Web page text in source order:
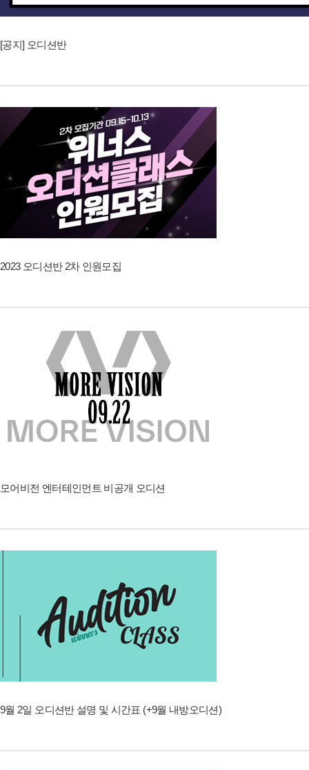
[공지] 오디션반
2023 오디션반 2차 인원모집
모어비전 엔터테인먼트 비공개 오디션
9월 2일 오디션반 설명 및 시간표 (+9월 내방오디션)